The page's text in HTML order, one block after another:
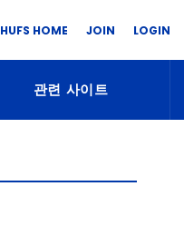
HUFS HOME JOIN LOGIN
관련 사이트